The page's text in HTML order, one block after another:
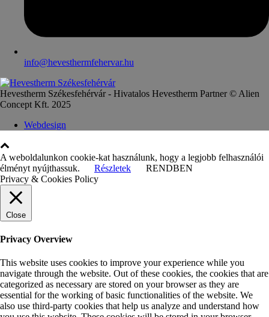
info@hevesthermfehervar.hu
Hevestherm Székesfehérvár - Hivatalos Hevestherm Partner © Alien
Concept Kft. 2025
Webdesign
A weboldalunkon cookie-kat használunk, hogy a legjobb felhasználói
élményt nyújthassuk.
Részletek
RENDBEN
Privacy & Cookies Policy
Close
Privacy Overview
This website uses cookies to improve your experience while you
navigate through the website. Out of these cookies, the cookies that are
categorized as necessary are stored on your browser as they are
essential for the working of basic functionalities of the website. We
also use third-party cookies that help us analyze and understand how